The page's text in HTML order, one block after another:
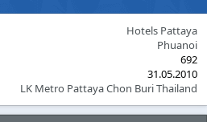
Hotels Pattaya
Phuanoi
692
31.05.2010
LK Metro Pattaya Chon Buri Thailand